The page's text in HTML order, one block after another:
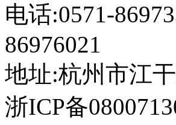
电话:0571-
86976021
地址:杭州市江
浙ICP备